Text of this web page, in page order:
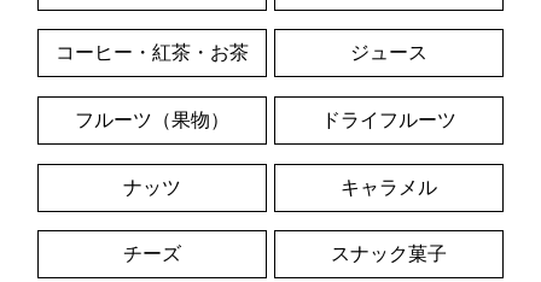
コーヒー・紅茶・お茶 ジュース
フルーツ（果物） ドライフルーツ
ナッツ キャラメル
チーズ スナック菓子